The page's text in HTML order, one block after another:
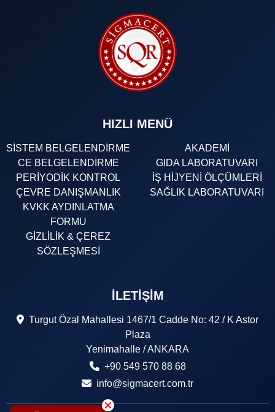
HIZLI MENÜ
SİSTEM BELGELENDİRME
CE BELGELENDİRME
PERİYODİK KONTROL
ÇEVRE DANIŞMANLIK
KVKK AYDINLATMA
FORMU
GİZLİLİK & ÇEREZ
SÖZLEŞMESİ
AKADEMİ
GIDA LABORATUVARI
İŞ HİJYENİ ÖLÇÜMLERİ
SAĞLIK LABORATUVARI
İLETIŞIM
Turgut Özal Mahallesi 1467/1 Cadde No: 42 / K Astor
Plaza
Yenimahalle / ANKARA
+90 549 570 88 68
info@sigmacert.com.tr